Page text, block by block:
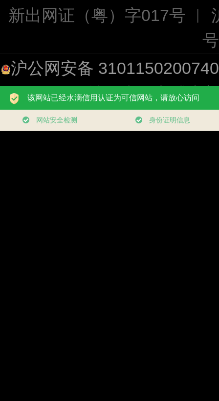
新出网证（粤）字017号 ︱
沪公网安备
址：上海市浦东